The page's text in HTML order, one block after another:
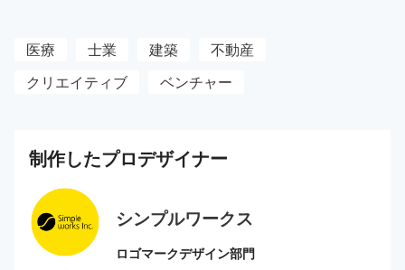
医療 士業 建築
不動産
クリエイティブ
ベンチャー
制作したプロデザイナー
シンプルワークス
ロゴマークデザイン部門